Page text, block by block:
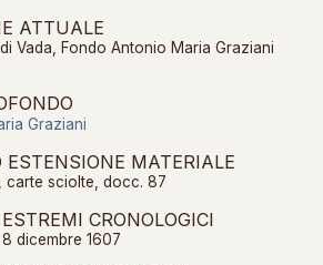
ATTUALE
Vada, Fondo Antonio Maria Graziani
Graziani
ESTENSIONE MATERIALE
carte sciolte, docc. 87
CRONOLOGICI
dicembre 1607